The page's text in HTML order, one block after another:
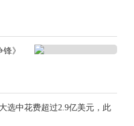
》
选中花费超过2.9亿美元，此